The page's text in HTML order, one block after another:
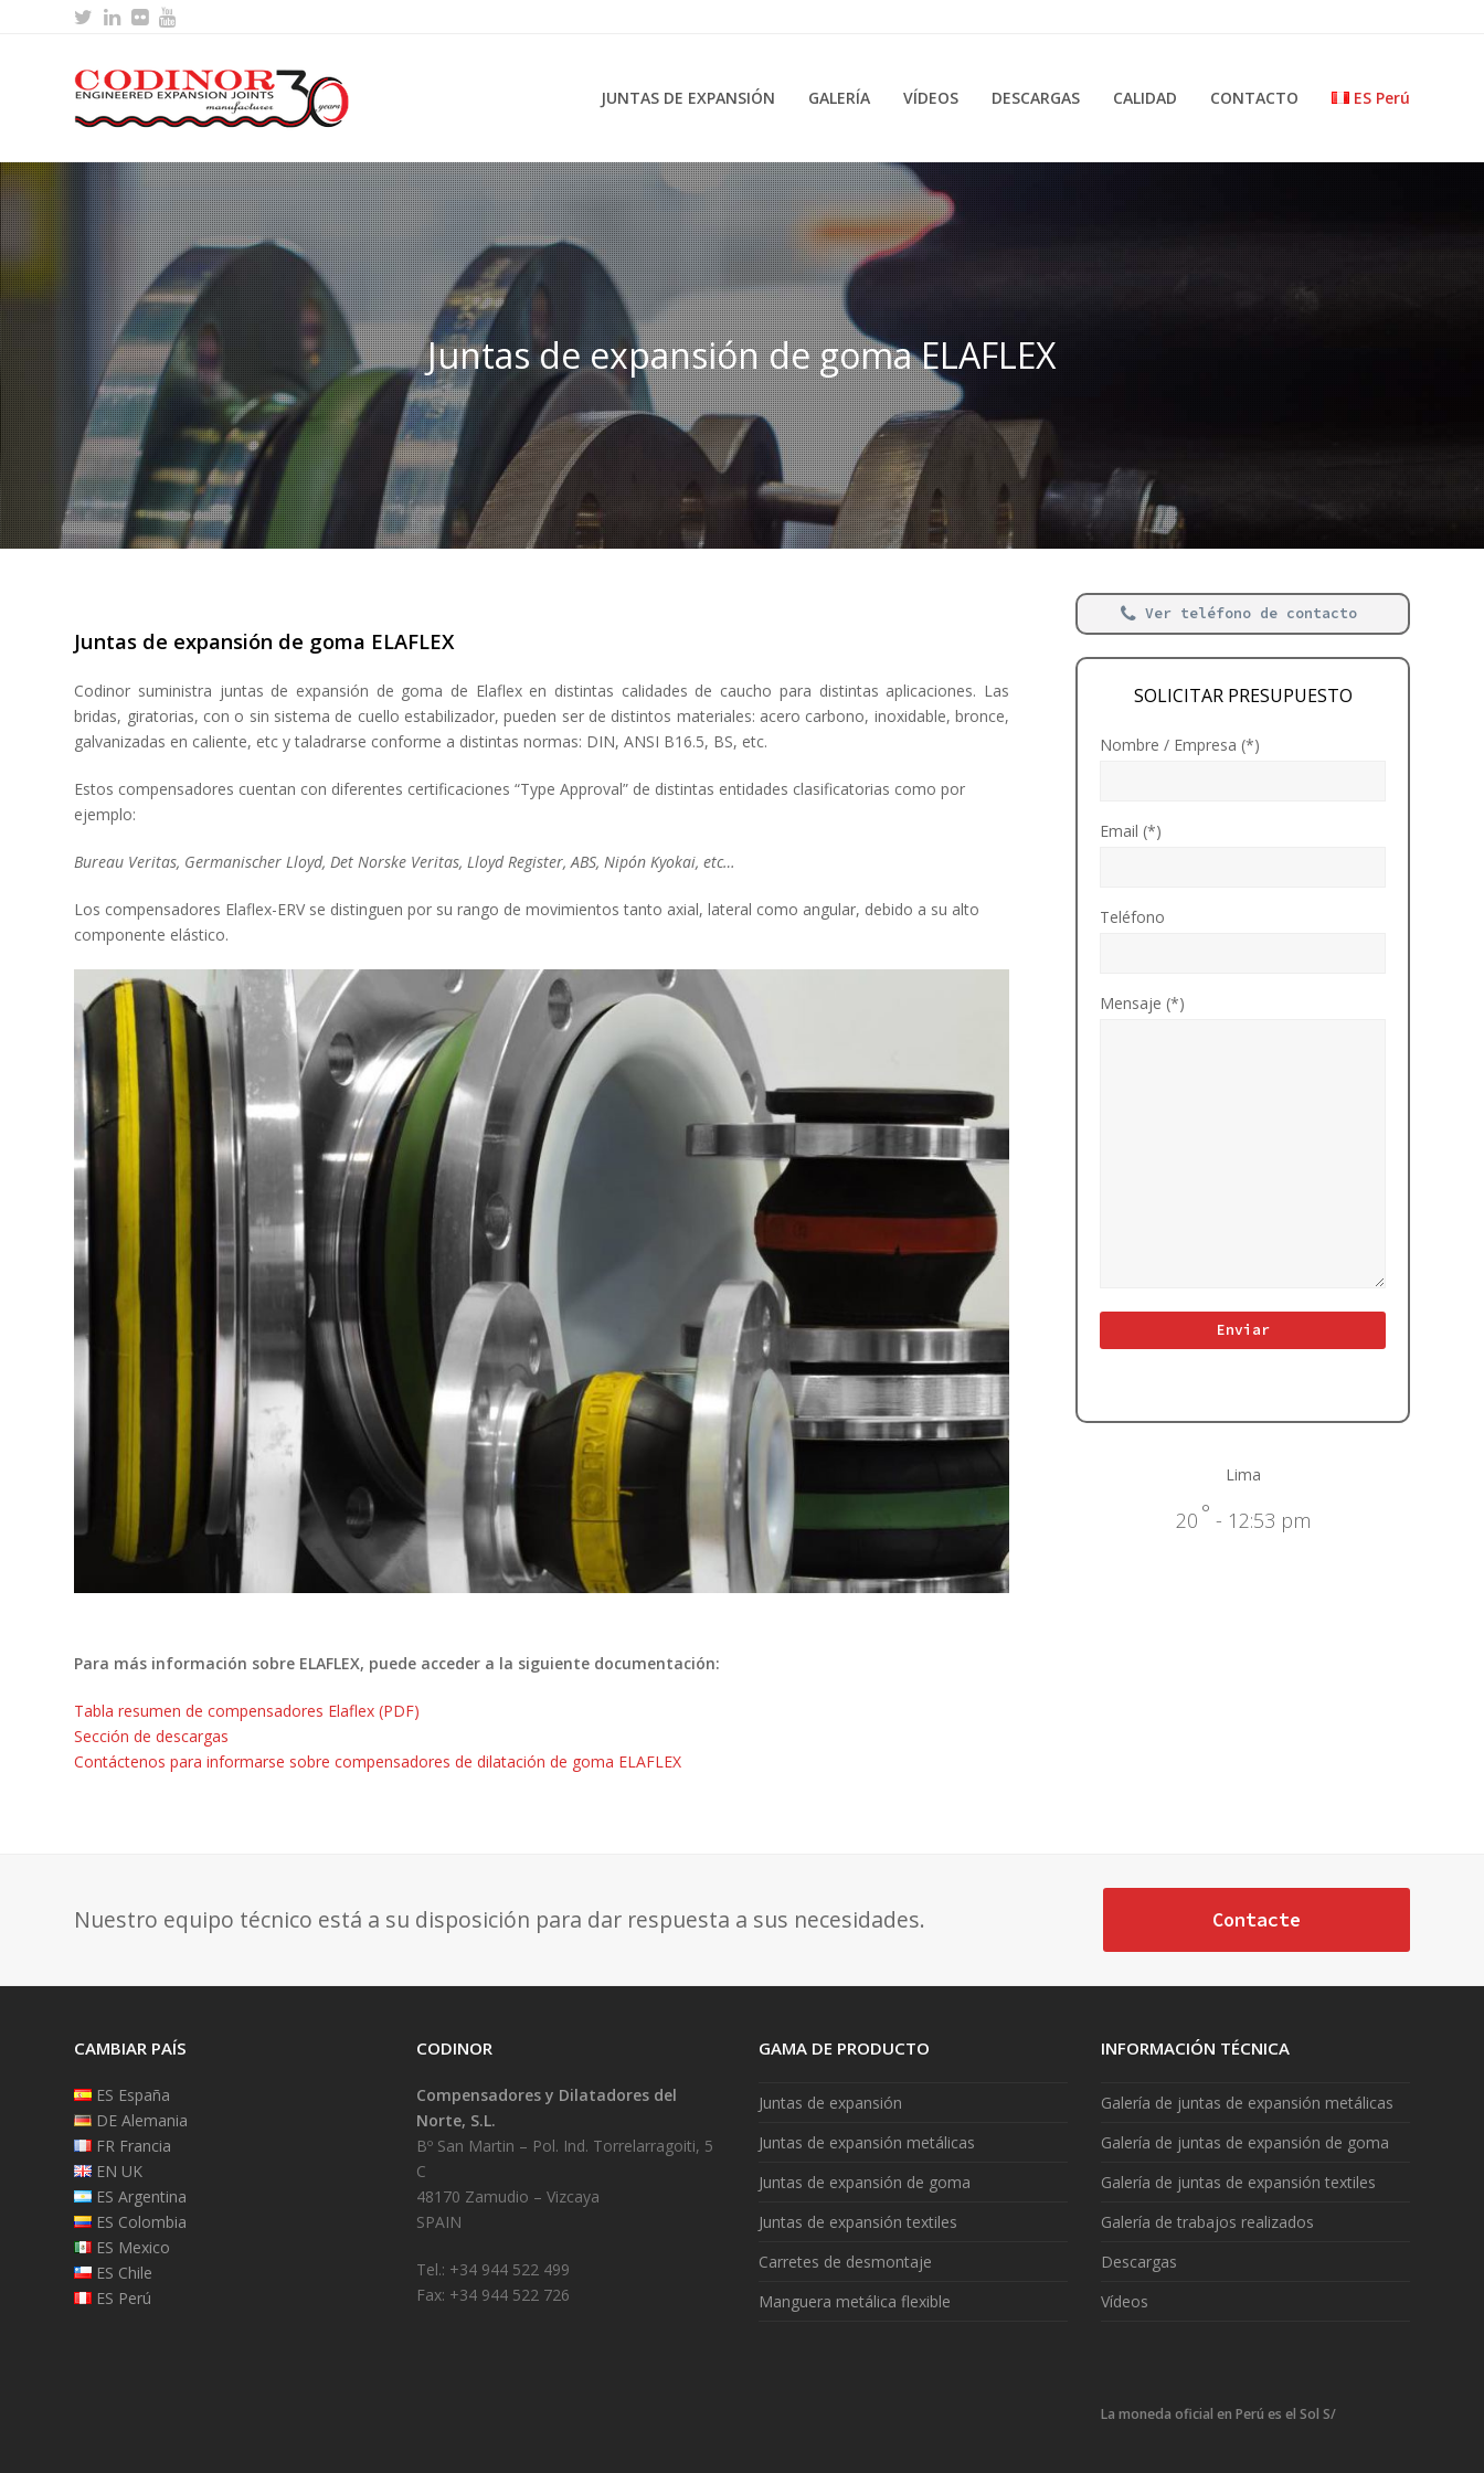
Twitter
LinkedIn
FlickrYoutube
JUNTAS DE EXPANSIÓN GALERÍA VÍDEOS DESCARGAS CALIDAD CONTACTO ES Perú
Juntas de expansión de goma ELAFLEX
Juntas de expansión de goma ELAFLEX
Codinor suministra juntas de expansión de goma de Elaflex en distintas calidades de caucho para distintas aplicaciones. Las
bridas, giratorias, con o sin sistema de cuello estabilizador, pueden ser de distintos materiales: acero carbono, inoxidable, bronce,
galvanizadas en caliente, etc y taladrarse conforme a distintas normas: DIN, ANSI B16.5, BS, etc.
Estos compensadores cuentan con diferentes certificaciones “Type Approval” de distintas entidades clasificatorias como por
ejemplo:
Bureau Veritas, Germanischer Lloyd, Det Norske Veritas, Lloyd Register, ABS, Nipón Kyokai, etc…
Los compensadores Elaflex-ERV se distinguen por su rango de movimientos tanto axial, lateral como angular, debido a su alto
componente elástico.
Para más información sobre ELAFLEX, puede acceder a la siguiente documentación:
Tabla resumen de compensadores Elaflex (PDF)
Sección de descargas
Contáctenos para informarse sobre compensadores de dilatación de goma ELAFLEX
Ver teléfono de contacto
SOLICITAR PRESUPUESTO
Nombre / Empresa (*)
Email (*)
Teléfono
Mensaje (*)
Lima
20 ° - 12:53 pm
Nuestro equipo técnico está a su disposición para dar respuesta a sus necesidades. Contacte
CAMBIAR PAÍS
ES España
DE Alemania
FR Francia
EN UK
ES Argentina
ES Colombia
ES Mexico
ES Chile
ES Perú
CODINOR
Compensadores y Dilatadores del
Norte, S.L.
Bº San Martin – Pol. Ind. Torrelarragoiti, 5
C
48170 Zamudio – Vizcaya
SPAIN
Tel.: +34 944 522 499
Fax: +34 944 522 726
GAMA DE PRODUCTO
Juntas de expansión
Juntas de expansión metálicas
Juntas de expansión de goma
Juntas de expansión textiles
Carretes de desmontaje
Manguera metálica flexible
INFORMACIÓN TÉCNICA
Galería de juntas de expansión metálicas
Galería de juntas de expansión de goma
Galería de juntas de expansión textiles
Galería de trabajos realizados
Descargas
Vídeos
La moneda oficial en Perú es el Sol S/